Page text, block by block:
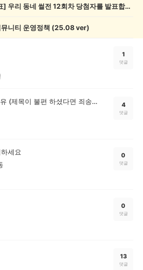
💰[당첨자 발표] 우리 동네 썰전 12회차 당첨자를 발표합니다!
뮤니티 운영정책 (25.08 ver)
1
댓글
로블록스가 망하는 이유 (제목이 불편 하셨다면 죄송 합니다) 4
댓글
세요 0
댓글
0
댓글
13
댓글